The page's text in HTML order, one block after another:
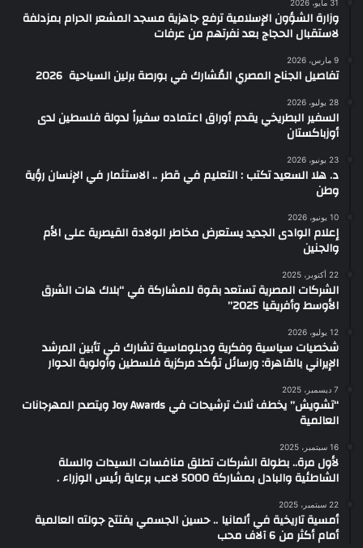
31 مايو، 2026
وزارة الشؤون الإسلامية ترفع جاهزية مسجد المشعر الحرام بمزدلفة
لاستقبال الحجاج بعد نفرتهم من عرفات
9 مارس، 2026
تفاصيل الجناح المصري المُشارك في بورصة برلين السياحية 2026
28 يوليو، 2026
السفير البطريخي يقدم أوراق اعتماده سفيراً لدولة فلسطين لدى
أوزباكستان
23 يونيو، 2026
د. هلا السعيد تكتب : التعليم في قطر .. الاستثمار في الإنسان رؤية
وطن
10 يونيو، 2026
إعلام الوادى الجديد يستعرض مخاطر الولادة القيصرية على الأم
والجنين
22 أكتوبر، 2025
الشركات المصرية تستعد بقوة للمشاركة في “بلاك هات الشرق
الأوسط وأفريقيا 2025”
12 يوليو، 2026
شخصيات سياسية وفكرية ودبلوماسية تشارك في تأبين المرشد
الإيراني بالقاهرة: ورسائل تؤكد مركزية فلسطين وأولوية الحوار
7 ديسمبر، 2025
“تشويش” يخطف ثلاث ترشيحات في Joy Awards ويتصدر المهرجانات
العالمية
16 سبتمبر، 2025
لأول مرة.. بطولة الشركات تطلق منافسات السيدات والسلة
الشاطئية والبادل بمشاركة 5000 لاعب برعاية رئيس الوزراء .
22 سبتمبر، 2025
أمسية تاريخية في ألمانيا .. حسين الجسمي يفتتح جولته العالمية
أمام أكثر من 6 آلاف محب